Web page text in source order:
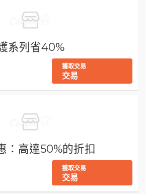
系列省40%
獲取交易
交易
高達50%的折扣
獲取交易
交易